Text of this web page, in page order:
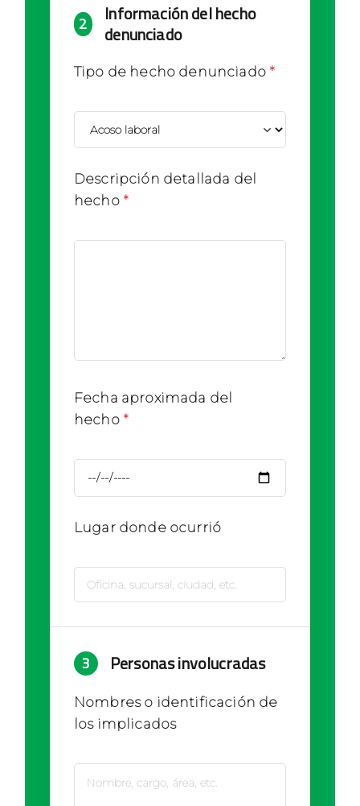
2
Información del hecho
denunciado
Tipo de hecho denunciado
Descripción detallada del
hecho
Fecha aproximada del
hecho
Lugar donde ocurrió
3 Personas involucradas
Nombres o identificación de
los implicados